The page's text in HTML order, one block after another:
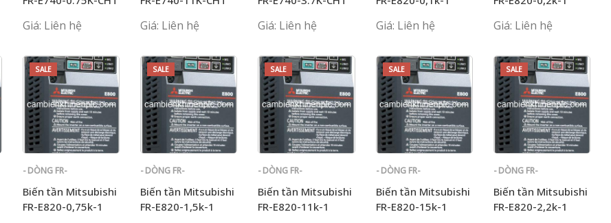
Giá: Liên hệ Giá: Liên hệ Giá: Liên hệ Giá: Liên hệ Giá: Liên hệ
SALE
- DÒNG FR-
Biến tần Mitsubishi
FR-E820-0,75k-1
SALE
- DÒNG FR-
Biến tần Mitsubishi
FR-E820-1,5k-1
SALE
- DÒNG FR-
Biến tần Mitsubishi
FR-E820-11k-1
SALE
- DÒNG FR-
Biến tần Mitsubishi
FR-E820-15k-1
SALE
- DÒNG FR-
Biến tần Mitsubishi
FR-E820-2,2k-1